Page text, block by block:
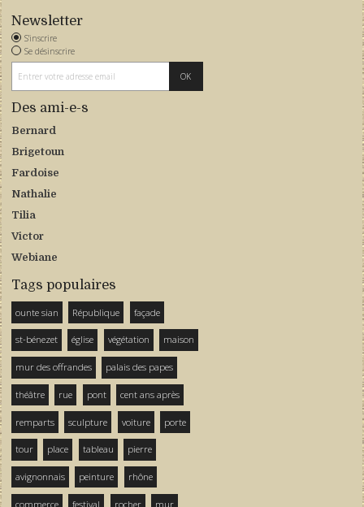
Newsletter
S'inscrire
Se désinscrire
Des ami-e-s
Bernard
Brigetoun
Fardoise
Nathalie
Tilia
Victor
Webiane
Tags populaires
ounte sian République façade
st-bénezet église végétation maison
mur des offrandes palais des papes
théâtre rue pont cent ans après
remparts sculpture voiture porte
tour place tableau pierre
avignonnais peinture rhône
commerce festival rocher mur